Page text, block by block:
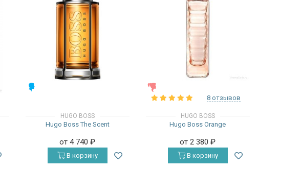
HUGO BOSS
Hugo Boss The Scent
от 4 740₽
В корзину
8 отзывов
HUGO BOSS
Hugo Boss Orange
от 2 380₽
В корзину